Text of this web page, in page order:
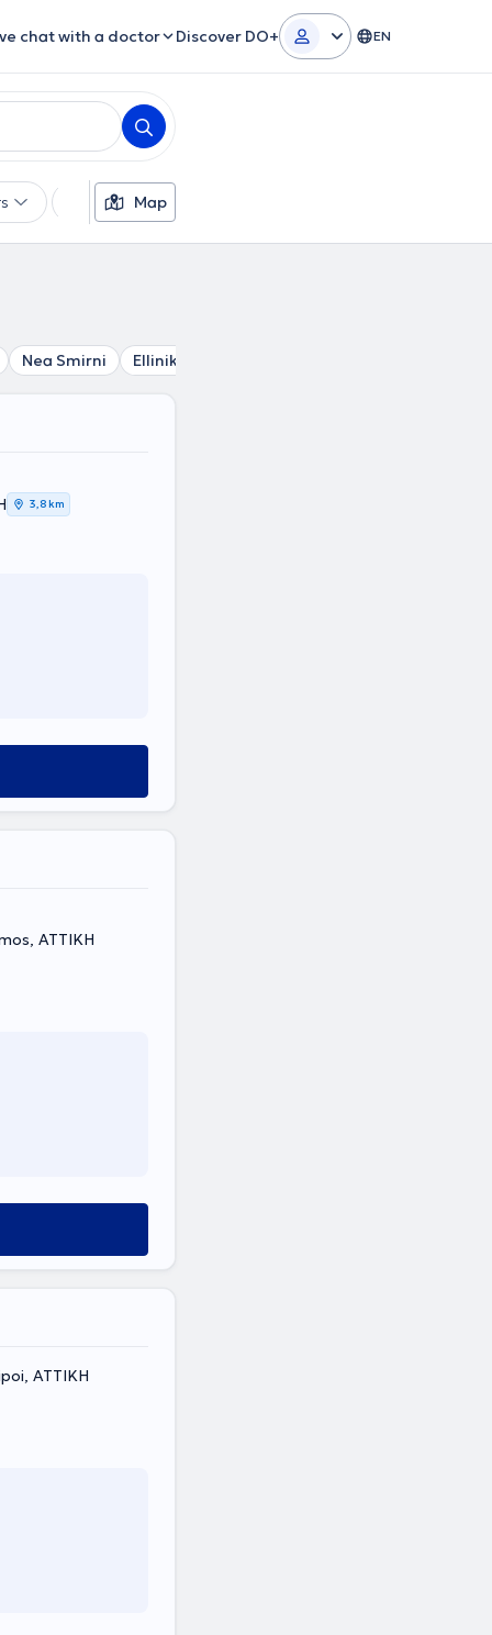
chat with a doctor Discover DO+ EN
LanguagesMap
Nea Smirni Elliniko
3,8 km
ΑΤΤΙΚΗ
ΑΤΤΙΚΗ